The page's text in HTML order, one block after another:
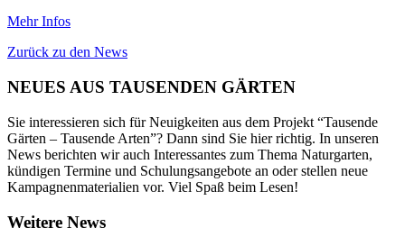
Mehr Infos
Zurück zu den News
NEUES AUS TAUSENDEN GÄRTEN
Sie interessieren sich für Neuigkeiten aus dem Projekt “Tausende
Gärten – Tausende Arten”? Dann sind Sie hier richtig. In unseren
News berichten wir auch Interessantes zum Thema Naturgarten,
kündigen Termine und Schulungsangebote an oder stellen neue
Kampagnenmaterialien vor. Viel Spaß beim Lesen!
Weitere News